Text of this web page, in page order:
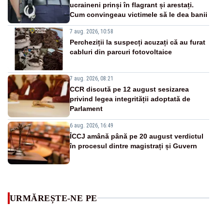
ucraineni prinși în flagrant și arestați.
Cum convingeau victimele să le dea banii
7 aug. 2026, 10:58
Percheziții la suspecți acuzați că au furat
cabluri din parcuri fotovoltaice
7 aug. 2026, 08:21
CCR discută pe 12 august sesizarea
privind legea integrității adoptată de
Parlament
6 aug. 2026, 16:49
ÎCCJ amână până pe 20 august verdictul
în procesul dintre magistrați și Guvern
URMĂREȘTE-NE PE